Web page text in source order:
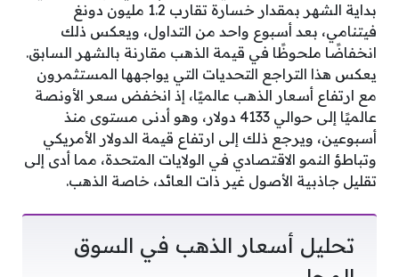
بداية الشهر بمقدار خسارة تقارب 1.2 مليون دونغ
فيتنامي، بعد أسبوع واحد من التداول، ويعكس ذلك
انخفاضًا ملحوظًا في قيمة الذهب مقارنة بالشهر السابق.
يعكس هذا التراجع التحديات التي يواجهها المستثمرون
مع ارتفاع أسعار الذهب عالميًا، إذ انخفض سعر الأونصة
عالميًا إلى حوالي 4133 دولار، وهو أدنى مستوى منذ
أسبوعين، ويرجع ذلك إلى ارتفاع قيمة الدولار الأمريكي
وتباطؤ النمو الاقتصادي في الولايات المتحدة، مما أدى إلى
تقليل جاذبية الأصول غير ذات العائد، خاصة الذهب.
تحليل أسعار الذهب في السوق